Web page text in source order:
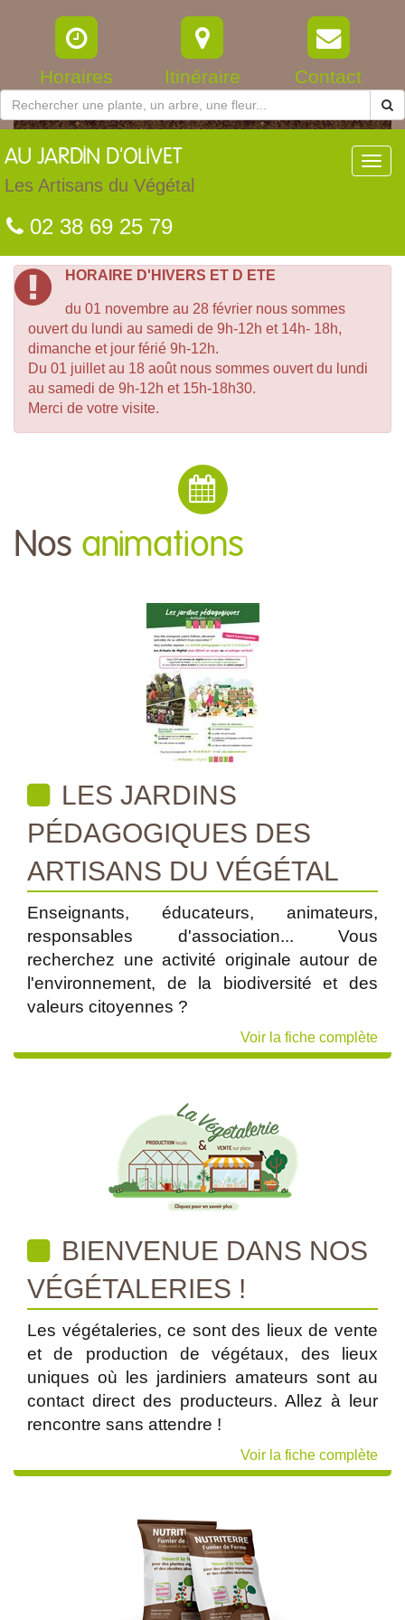
Horaires Itinéraire Contact
AU JARDIN D'OLIVET
Les Artisans du Végétal
02 38 69 25 79
HORAIRE D'HIVERS ET D ETE
du 01 novembre au 28 février nous sommes
ouvert du lundi au samedi de 9h-12h et 14h- 18h,
dimanche et jour férié 9h-12h.
Du 01 juillet au 18 août nous sommes ouvert du lundi
au samedi de 9h-12h et 15h-18h30.
Merci de votre visite.
Nos animations
LES JARDINS
PÉDAGOGIQUES DES
ARTISANS DU VÉGÉTAL
Enseignants, éducateurs, animateurs,
responsables d'association... Vous
recherchez une activité originale autour de
l'environnement, de la biodiversité et des
valeurs citoyennes ?
Voir la fiche complète
BIENVENUE DANS NOS
VÉGÉTALERIES !
Les végétaleries, ce sont des lieux de vente
et de production de végétaux, des lieux
uniques où les jardiniers amateurs sont au
contact direct des producteurs. Allez à leur
rencontre sans attendre !
Voir la fiche complète